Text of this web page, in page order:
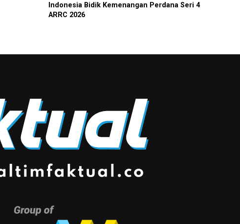
Indonesia Bidik Kemenangan Perdana Seri 4
ARRC 2026